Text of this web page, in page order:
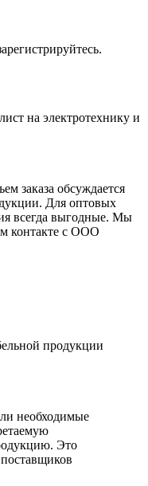
.
на электротехнику и
заказа обсуждается
Для оптовых
всегда выгодные. Мы
контакте с ООО
продукции
необходимые
Это